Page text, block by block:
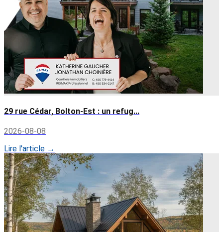
29 rue Cédar, Bolton-Est : un refug...
2026-08-08
Lire l'article →